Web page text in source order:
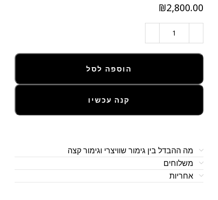
₪
הוספה לסל
קנה עכשיו
מה ההבדל בין גימור שוויצרי וגימור קצה
משלוחים
אחריות